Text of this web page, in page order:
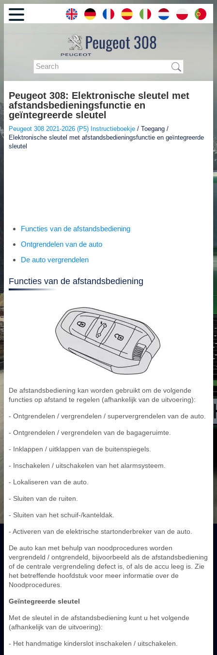
Peugeot 308: Elektronische sleutel met
afstandsbedieningsfunctie en
geïntegreerde sleutel
Peugeot 308 2021-2026 (P5) Instructieboekje / Toegang /
Elektronische sleutel met afstandsbedieningsfunctie en geïntegreerde
sleutel
Functies van de afstandsbediening
Ontgrendelen van de auto
De auto vergrendelen
Functies van de afstandsbediening
De afstandsbediening kan worden gebruikt om de volgende
functies op afstand te regelen (afhankelijk van de uitvoering):
- Ontgrendelen / vergrendelen / supervergrendelen van de auto.
- Ontgrendelen / vergrendelen van de bagageruimte.
- Inklappen / uitklappen van de buitenspiegels.
- Inschakelen / uitschakelen van het alarmsysteem.
- Lokaliseren van de auto.
- Sluiten van de ruiten.
- Sluiten van het schuif-/kanteldak.
- Activeren van de elektrische startonderbreker van de auto.
De auto kan met behulp van noodprocedures worden
vergrendeld / ontgrendeld, bijvoorbeeld als de afstandsbediening
of de centrale vergrendeling defect is, of als de accu leeg is. Zie
het betreffende hoofdstuk voor meer informatie over de
Noodprocedures.
Geïntegreerde sleutel
Met de sleutel in de afstandsbediening kunt u het volgende
(afhankelijk van de uitvoering):
- Het handmatige kinderslot inschakelen / uitschakelen.